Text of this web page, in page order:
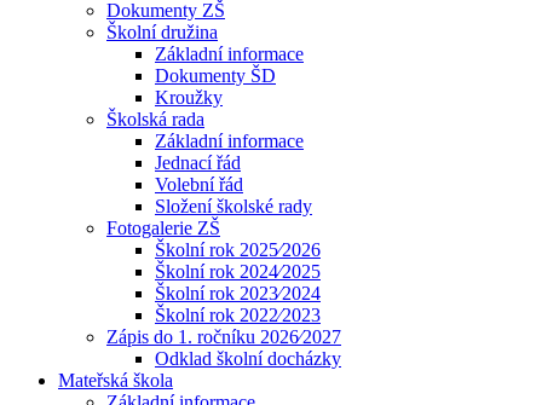
Dokumenty ZŠ
Školní družina
Základní informace
Dokumenty ŠD
Kroužky
Školská rada
Základní informace
Jednací řád
Volební řád
Složení školské rady
Fotogalerie ZŠ
Školní rok 2025⁄2026
Školní rok 2024⁄2025
Školní rok 2023⁄2024
Školní rok 2022⁄2023
Zápis do 1. ročníku 2026⁄2027
Odklad školní docházky
Mateřská škola